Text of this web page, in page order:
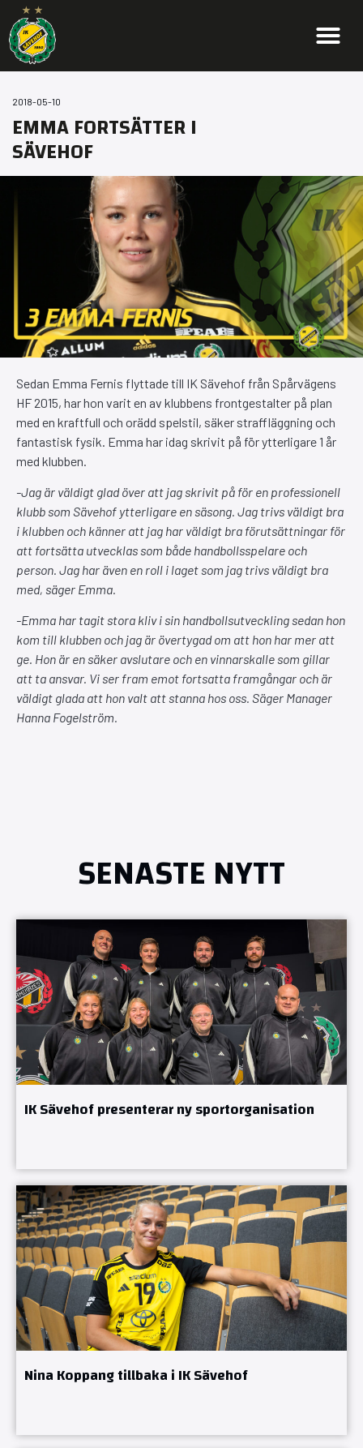
2018-05-10
EMMA FORTSÄTTER I
SÄVEHOF
Sedan Emma Fernis flyttade till IK Sävehof från Spårvägens
HF 2015, har hon varit en av klubbens frontgestalter på plan
med en kraftfull och orädd spelstil, säker straffläggning och
fantastisk fysik. Emma har idag skrivit på för ytterligare 1 år
med klubben.
-Jag är väldigt glad över att jag skrivit på för en professionell
klubb som Sävehof ytterligare en säsong. Jag trivs väldigt bra
i klubben och känner att jag har väldigt bra förutsättningar för
att fortsätta utvecklas som både handbollsspelare och
person. Jag har även en roll i laget som jag trivs väldigt bra
med, säger Emma.
-Emma har tagit stora kliv i sin handbollsutveckling sedan hon
kom till klubben och jag är övertygad om att hon har mer att
ge. Hon är en säker avslutare och en vinnarskalle som gillar
att ta ansvar. Vi ser fram emot fortsatta framgångar och är
väldigt glada att hon valt att stanna hos oss. Säger Manager
Hanna Fogelström.
SENASTE NYTT
IK Sävehof presenterar ny sportorganisation
Nina Koppang tillbaka i IK Sävehof